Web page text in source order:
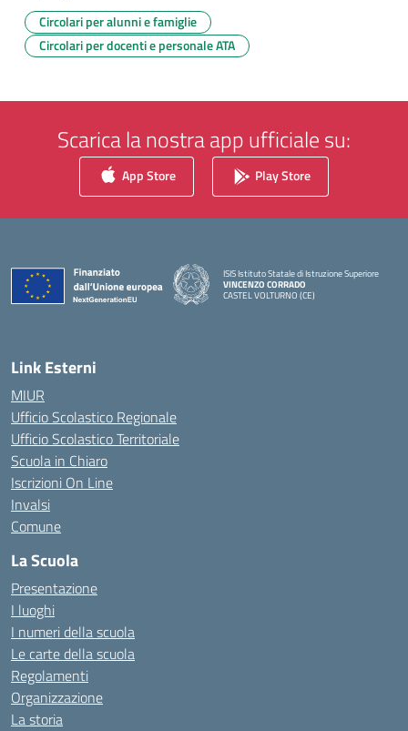
Circolari per alunni e famiglie
Circolari per docenti e personale ATA
Scarica la nostra app ufficiale su:
App Store Play Store
ISIS Istituto Statale di Istruzione Superiore
VINCENZO CORRADO
CASTEL VOLTURNO (CE)
Link Esterni
MIUR
Ufficio Scolastico Regionale
Ufficio Scolastico Territoriale
Scuola in Chiaro
Iscrizioni On Line
Invalsi
Comune
La Scuola
Presentazione
I luoghi
I numeri della scuola
Le carte della scuola
Regolamenti
Organizzazione
La storia